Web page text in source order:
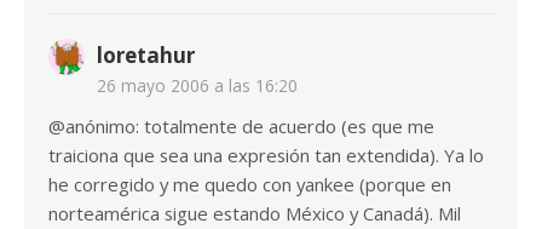
loretahur
26 mayo 2006 a las 16:20
@anónimo: totalmente de acuerdo (es que me
traiciona que sea una expresión tan extendida). Ya lo
he corregido y me quedo con yankee (porque en
norteamérica sigue estando México y Canadá). Mil